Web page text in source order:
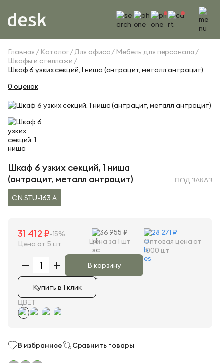
Главная Каталог Для офиса
Мебель для персонала
Шкафы и стеллажи
Шкаф 6 узких секций, 1 ниша (антрацит, металл антрацит)
0 оценок
Шкаф 6 узких секций, 1 ниша
(антрацит, металл антрацит)
ПОД ЗАКАЗ
CN.STU-163 A
31 412 ₽-15%
Цена от 5 шт
36 955 ₽
Цена за 1 шт
28 271 ₽
Оптовая цена от
1000 шт
В корзину
Купить в 1 клик
ЦВЕТ
В избранное Сравнить товары